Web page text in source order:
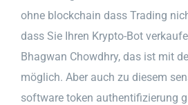
ohne blockchain dass Trading
dass Sie Ihren Krypto-Bot
Bhagwan Chowdhry, das ist mit
möglich. Aber auch zu diesem
software token authentifizierung